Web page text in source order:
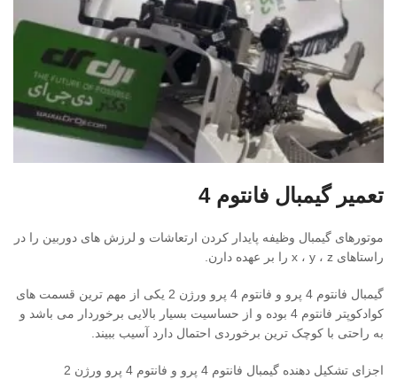
تعمیر گیمبال فانتوم 4
موتورهای گیمبال وظیفه پایدار کردن ارتعاشات و لرزش های دوربین را در
راستاهای x ، y ، z را بر عهده دارن.
گیمبال فانتوم 4 پرو و فانتوم 4 پرو ورژن 2 یکی از مهم ترین قسمت های
کوادکوپتر فانتوم 4 بوده و از حساسیت بسیار بالایی برخوردار می باشد و
به راحتی با کوچک ترین برخوردی احتمال دارد آسیب ببیند.
اجزای تشکیل دهنده گیمبال فانتوم 4 پرو و فانتوم 4 پرو ورژن 2